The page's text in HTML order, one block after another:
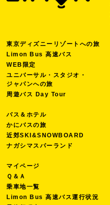
東京ディズニーリゾートへの旅
Limon Bus 高速バス
WEB限定
ユニバーサル・スタジオ・
ジャパンへの旅
周遊バス Day Tour
バス＆ホテル
かにバスの旅
近郊SKI&SNOWBOARD
ナガシマスパーランド
マイページ
Ｑ＆Ａ
乗車地一覧
Limon Bus 高速バス運行状況